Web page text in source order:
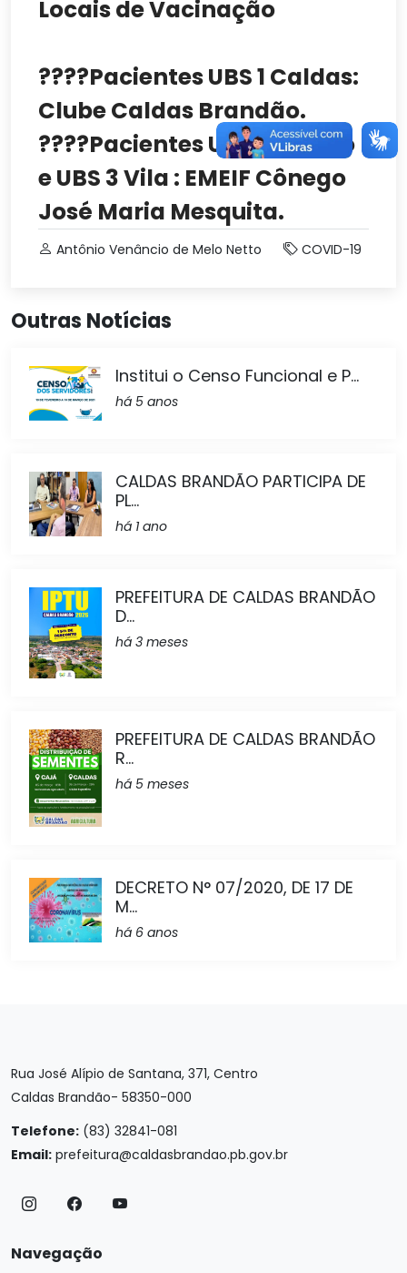
Locais de Vacinação
????Pacientes UBS 1 Caldas:
Clube Caldas Brandão.
????Pacientes UBS 2 Centro
e UBS 3 Vila : EMEIF Cônego
José Maria Mesquita.
Antônio Venâncio de Melo Netto COVID-19
Outras Notícias
Institui o Censo Funcional e P...
há 5 anos
CALDAS BRANDÃO PARTICIPA DE
PL...
há 1 ano
PREFEITURA DE CALDAS BRANDÃO
D...
há 3 meses
PREFEITURA DE CALDAS BRANDÃO
R...
há 5 meses
DECRETO N° 07/2020, DE 17 DE
M...
há 6 anos
Rua José Alípio de Santana, 371, Centro
Caldas Brandão- 58350-000
Telefone: (83) 32841-081
Email: prefeitura@caldasbrandao.pb.gov.br
Navegação